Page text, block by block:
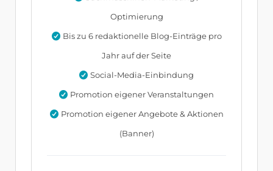
Optimierung
Bis zu 6 redaktionelle Blog-Einträge pro
Jahr auf der Seite
Social-Media-Einbindung
Promotion eigener Veranstaltungen
Promotion eigener Angebote & Aktionen
(Banner)